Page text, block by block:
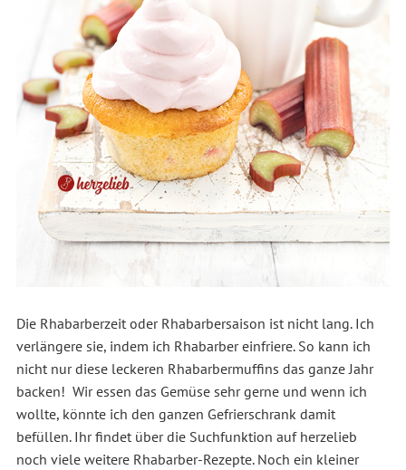
Die Rhabarberzeit oder Rhabarbersaison ist nicht lang. Ich
verlängere sie, indem ich Rhabarber einfriere. So kann ich
nicht nur diese leckeren Rhabarbermuffins das ganze Jahr
backen! Wir essen das Gemüse sehr gerne und wenn ich
wollte, könnte ich den ganzen Gefrierschrank damit
befüllen. Ihr findet über die Suchfunktion auf herzelieb
noch viele weitere Rhabarber-Rezepte. Noch ein kleiner